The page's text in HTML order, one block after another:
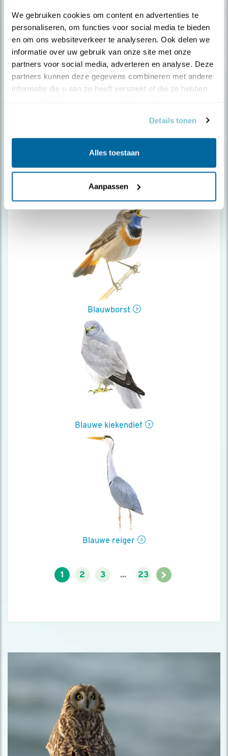
We gebruiken cookies om content en advertenties te
personaliseren, om functies voor social media te bieden
en om ons websiteverkeer te analyseren. Ook delen we
informatie over uw gebruik van onze site met onze
partners voor social media, adverteren en analyse. Deze
partners kunnen deze gegevens combineren met andere
informatie die u aan ze heeft verstrekt of die ze hebben
Details tonen
Alles toestaan
Aanpassen
Bijeneter
Bladkoning
Blauwborst
Blauwe kiekendief
Blauwe reiger
1 2 3 ... 23 >